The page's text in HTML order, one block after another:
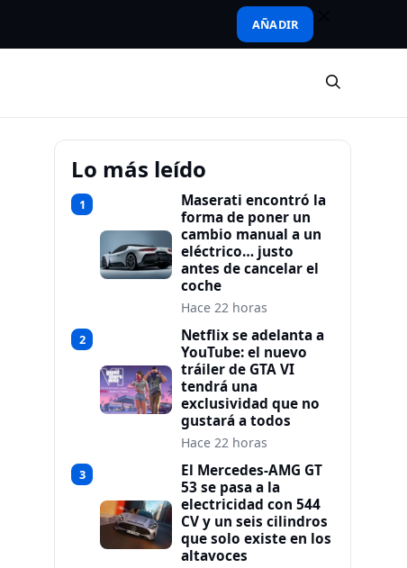
AÑADIR
Lo más leído
1
Maserati encontró la
forma de poner un
cambio manual a un
eléctrico… justo
antes de cancelar el
coche
Hace 22 horas
2
Netflix se adelanta a
YouTube: el nuevo
tráiler de GTA VI
tendrá una
exclusividad que no
gustará a todos
Hace 22 horas
3
El Mercedes-AMG GT
53 se pasa a la
electricidad con 544
CV y un seis cilindros
que solo existe en los
altavoces